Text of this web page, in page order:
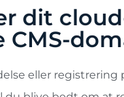
dit
CMS-
eller registrering